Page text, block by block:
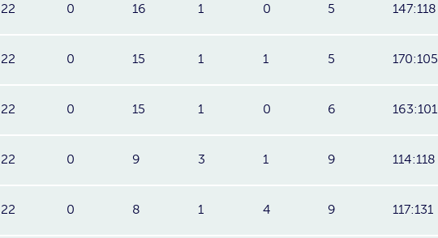
22 0 16 1 0 5 147:118
22 0 15 1 1 5 170:105
22 0 15 1 0 6 163:101
22 0 9 3 1 9 114:118
22 0 8 1 4 9 117:131